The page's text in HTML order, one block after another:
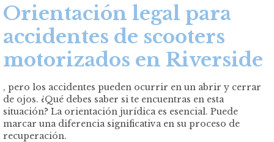
Orientación legal para
accidentes de scooters
motorizados en Riverside
, pero los accidentes pueden ocurrir en un abrir y cerrar
de ojos. ¿Qué debes saber si te encuentras en esta
situación? La orientación jurídica es esencial. Puede
marcar una diferencia significativa en su proceso de
recuperación.